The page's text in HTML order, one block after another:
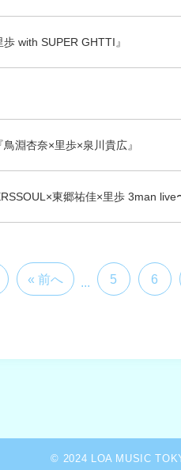
with SUPER GHTTI』
淵杏奈×里歩×泉川貴広』
東郷祐佳×里歩 3man live
« 前へ ... 5 6
© 2024 LOA MUSIC